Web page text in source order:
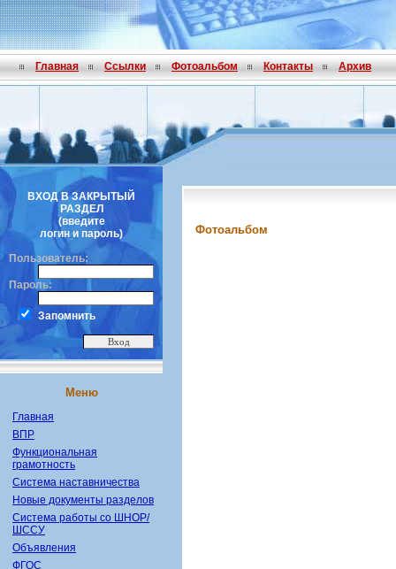
Главная Ссылки Фотоальбом Контакты Архив
ВХОД В ЗАКРЫТЫЙ
РАЗДЕЛ
(введите
логин и пароль)
Пользователь:
Пароль:
Запомнить
Меню
Главная
ВПР
Функциональная
грамотность
Система наставничества
Новые документы разделов
Система работы со ШНОР/
ШССУ
Объявления
ФГОС
Фотоальбом